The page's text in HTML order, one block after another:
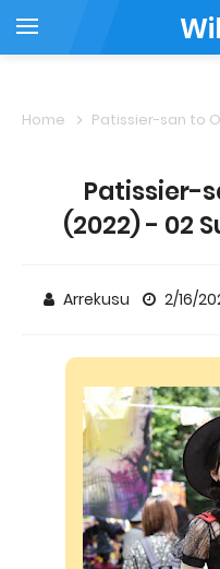
Home Patissier-san to
Patissier-
(2022) - 02
Arrekusu 2/16/